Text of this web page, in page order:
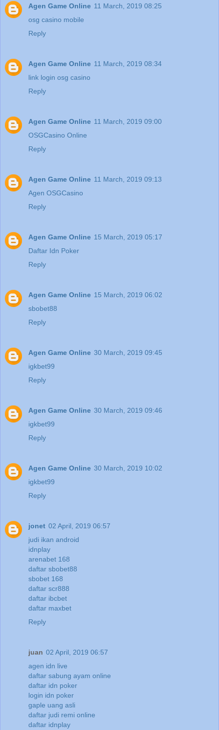
Agen Game Online 11 March, 2019 08:25
osg casino mobile
Reply
Agen Game Online 11 March, 2019 08:34
link login osg casino
Reply
Agen Game Online 11 March, 2019 09:00
OSGCasino Online
Reply
Agen Game Online 11 March, 2019 09:13
Agen OSGCasino
Reply
Agen Game Online 15 March, 2019 05:17
Daftar Idn Poker
Reply
Agen Game Online 15 March, 2019 06:02
sbobet88
Reply
Agen Game Online 30 March, 2019 09:45
igkbet99
Reply
Agen Game Online 30 March, 2019 09:46
igkbet99
Reply
Agen Game Online 30 March, 2019 10:02
igkbet99
Reply
jonet 02 April, 2019 06:57
judi ikan android
idnplay
arenabet 168
daftar sbobet88
sbobet 168
daftar scr888
daftar ibcbet
daftar maxbet
Reply
juan 02 April, 2019 06:57
agen idn live
daftar sabung ayam online
daftar idn poker
login idn poker
gaple uang asli
daftar judi remi online
daftar idnplay